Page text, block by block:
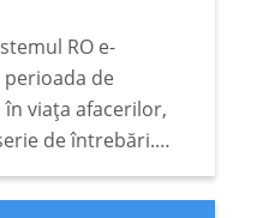
Factura
RO e-
de
viața afacerilor,
de întrebări.
extrem de
se numără cele